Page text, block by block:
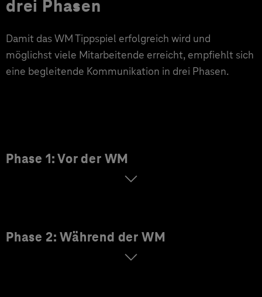
drei Phasen
Damit das WM Tippspiel erfolgreich wird und
möglichst viele Mitarbeitende erreicht, empfiehlt sich
eine begleitende Kommunikation in drei Phasen.
Phase 1: Vor der WM
Phase 2: Während der WM